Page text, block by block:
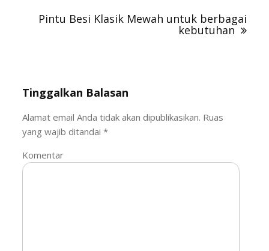
Pintu Besi Klasik Mewah untuk berbagai
kebutuhan
Tinggalkan Balasan
Alamat email Anda tidak akan dipublikasikan. Ruas
yang wajib ditandai*
Komentar